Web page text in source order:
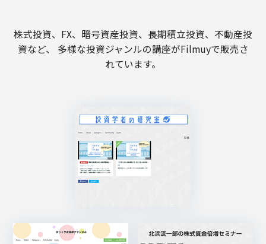
株式投資、FX、暗号資産投資、長期積立投資、不動産投
資など、
多様な投資ジャンルの講座がFilmuyで販売さ
れています。